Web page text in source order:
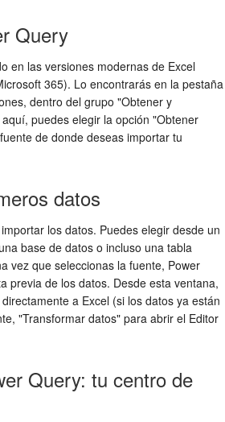
Query
en las versiones modernas de Excel
365). Lo encontrarás en la pestaña
dentro del grupo "Obtener y
puedes elegir la opción "Obtener
de donde deseas importar tu
datos
los datos. Puedes elegir desde un
base de datos o incluso una tabla
vez que seleccionas la fuente, Power
previa de los datos. Desde esta ventana,
a Excel (si los datos ya están
"Transformar datos" para abrir el Editor
Query: tu centro de